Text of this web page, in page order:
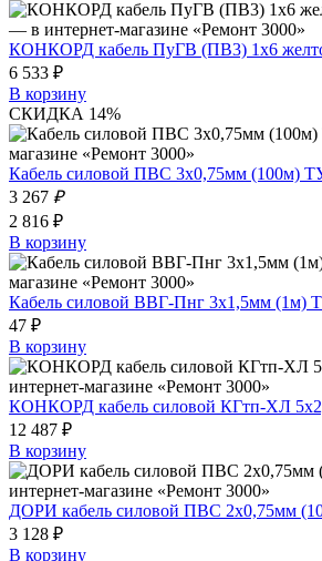
КОНКОРД кабель ПуГВ (ПВ3) 1х6
6 533 ₽
В корзину
СКИДКА 14%
Кабель силовой ПВС 3х0,75мм (100м)
3 267 ₽
2 816 ₽
В корзину
Кабель силовой ВВГ-Пнг 3х1,5мм (1м)
47 ₽
В корзину
КОНКОРД кабель силовой КГтп-ХЛ
12 487 ₽
В корзину
ДОРИ кабель силовой ПВС 2х0,75мм
3 128 ₽
В корзину